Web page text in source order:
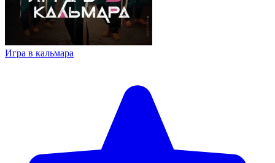
Игра в кальмара